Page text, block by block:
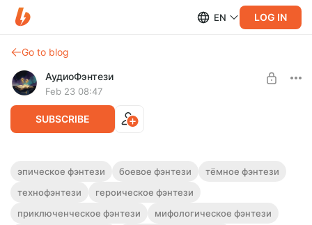
EN LOG IN
Go to blog
АудиоФэнтези
Feb 23 08:47
SUBSCRIBE
Аудиокнига фэнтези "Несущие молот" |
4 книги
Полная версия. 4 книги.
Level required:
эпическое фэнтези боевое фэнтези
тёмное фэнтези
технофэнтези
героическое фэнтези
приключенческое фэнтези
мифологическое фэнтези